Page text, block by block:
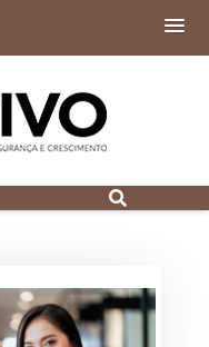
Contabilidade
Digital em Porto